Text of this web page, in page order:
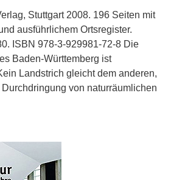
Stuttgart 2008. 196 Seiten mit
ausführlichem Ortsregister.
ISBN 978-3-929981-72-8 Die
Baden-Württemberg ist
Landstrich gleicht dem anderen,
von naturräumlichen